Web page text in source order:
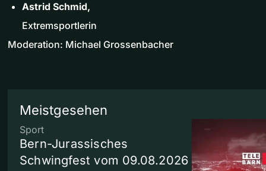
Astrid Schmid,
Extremsportlerin
Moderation: Michael Grossenbacher
Meistgesehen
Sport
Bern-Jurassisches
Schwingfest vom 09.08.2026